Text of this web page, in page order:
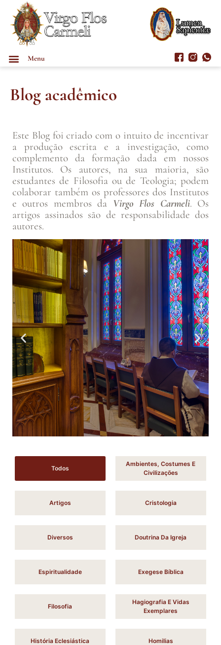
Menu
Blog acadêmico
Este Blog foi criado com o intuito de incentivar
a produção escrita e a investigação, como
complemento da formação dada em nossos
Institutos. Os autores, na sua maioria, são
estudantes de Filosofia ou de Teologia; podem
colaborar também os professores dos Institutos
e outros membros da Virgo Flos Carmeli. Os
artigos assinados são de responsabilidade dos
autores.
Todos
Ambientes, Costumes E
Civilizações
Artigos Cristologia
Diversos Doutrina Da Igreja
Espiritualidade Exegese Bíblica
Filosofia
Hagiografia E Vidas
Exemplares
História Eclesiástica Homilias